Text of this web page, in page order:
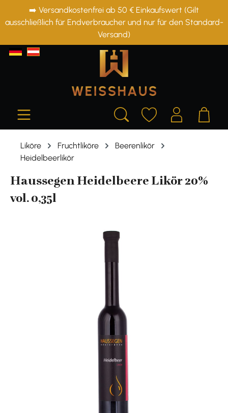
springen
➡️ Versandkostenfrei ab 50 € Einkaufswert (Gilt
ausschließlich für Endverbraucher und nur für den Standard-
Versand)
Liköre Fruchtliköre
Beerenlikör
Heidelbeerlikör
Haussegen Heidelbeere Likör 20%
vol. 0,35l
Bildergalerie überspringen